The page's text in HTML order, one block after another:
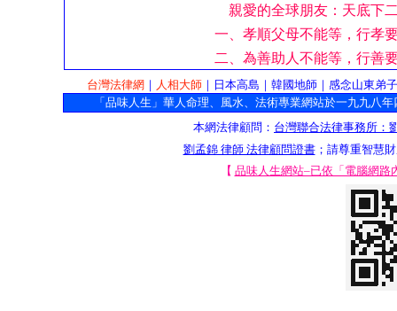
親愛的全球朋友：天底下
一、孝順父母不能等，行孝
二、為善助人不能等，行善
台灣法律網 ｜ 人相大師｜ 日本高島 ｜ 韓國地師｜ 感念山東弟子
「品味人生」華人命理、風水、法術專業網站於一九九八
本網法律顧問： 台灣聯合法律事務所：
劉孟錦 律師 法律顧問證書；請尊重智慧
【 品味人生網站–已依「電腦網路